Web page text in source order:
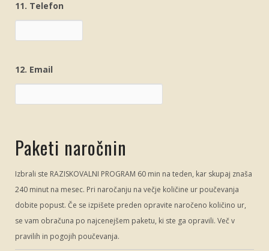
11. Telefon
12. Email
Paketi naročnin
Izbrali ste RAZISKOVALNI PROGRAM 60 min na teden, kar skupaj znaša
240 minut na mesec. Pri naročanju na večje količine ur poučevanja
dobite popust. Če se izpišete preden opravite naročeno količino ur,
se vam obračuna po najcenejšem paketu, ki ste ga opravili. Več v
pravilih in pogojih poučevanja.